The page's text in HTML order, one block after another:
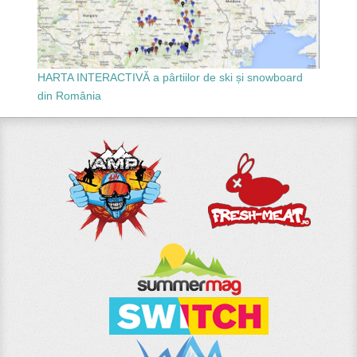
HARTA INTERACTIVĂ a pârtiilor de ski și snowboard
din România